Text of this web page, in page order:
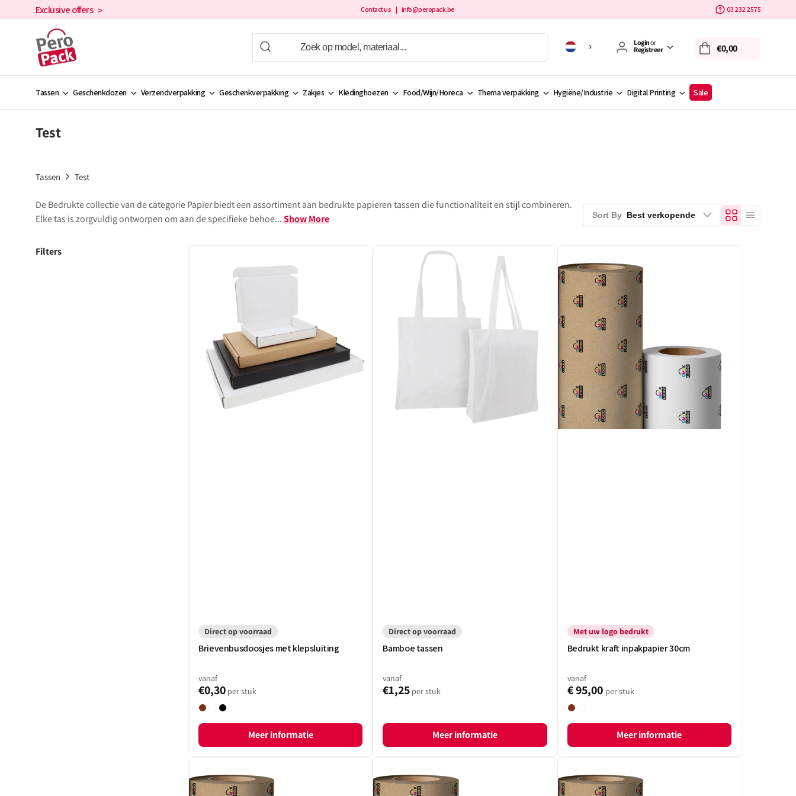
doorgaan
inhoud
Exclusive offers > Contact us | info@peropack.be 03 232 2575
Loginor
Registreer
€0,00
Tassen Geschenkdozen Verzendverpakking Geschenkverpakking Zakjes Kledinghoezen Food/Wijn/Horeca Thema verpakking Hygiëne/Industrie Digital Printing Sale
Test
Tassen Test
De Bedrukte collectie van de categorie Papier biedt een assortiment aan bedrukte papieren tassen die functionaliteit en stijl combineren.
Elke tas is zorgvuldig ontworpen om aan de specifieke behoe...Show More Sort By Best verkopende
Filters
Direct op voorraad
Brievenbusdoosjes met klepsluiting
vanaf
€0,30 per stuk
Bruin
WitZwart
Meer informatie
Direct op voorraad
Bamboe tassen
vanaf
€1,25 per stuk
Meer informatie
kraft
inpakpapier
30cm
Met uw logo bedrukt
Bedrukt kraft inpakpapier 30cm
vanaf
€ 95,00 per stuk
Bruin
Meer informatie
kraft
inpakpapier
kraft
inpakpapier
kraft
inpakpapier